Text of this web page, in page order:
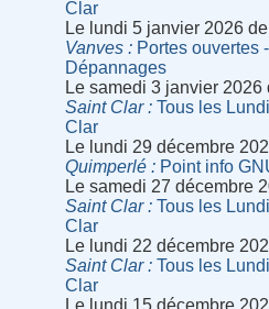
Clar
Le lundi 5 janvier 2026
Vanves
Portes ouvertes
Dépannages
Le samedi 3 janvier 2026
Saint Clar
Tous les
Clar
Le lundi 29 décembre
Quimperlé
Point info
Le samedi 27 décembre
Saint Clar
Tous les
Clar
Le lundi 22 décembre
Saint Clar
Tous les
Clar
Le lundi 15 décembre